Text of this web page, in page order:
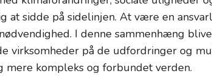
at sidde på sidelinjen. At være en
I denne sammenhæng
virksomheder på de udfordringer og
mere kompleks og forbundet verden.